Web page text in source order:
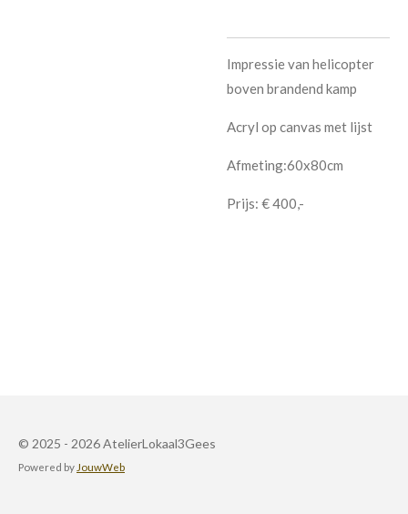
Impressie van helicopter
boven brandend kamp
Acryl op canvas met lijst
Afmeting:60x80cm
Prijs: € 400,-
© 2025 - 2026 AtelierLokaal3Gees
Powered by JouwWeb